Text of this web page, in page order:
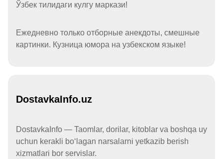
Ўзбек тилидаги кулгу маркази!
Ежедневно только отборные анекдоты, смешные
картинки. Кузница юмора на узбекском языке!
DostavkaInfo.uz
DostavkaInfo — Taomlar, dorilar, kitoblar va boshqa uy
uchun kerakli boʻlagan narsalarni yetkazib berish
xizmatlari bor servislar.